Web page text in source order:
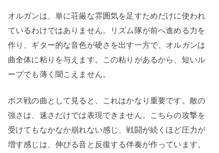
オルガンは、単に荘厳な雰囲気を足すためだけに使われ
ているわけではありません。リズム隊が前へ進める力を
作り、ギター的な音色が硬さを出す一方で、オルガンは
曲全体に粘りを与えます。この粘りがあるから、短いル
ープでも薄く聞こえません。
ボス戦の曲として見ると、これはかなり重要です。敵の
強さは、速さだけでは表現できません。こちらの攻撃を
受けてもなかなか崩れない感じ、戦闘が続くほど圧力が
増す感じは、伸びる音と反復する伴奏が作っています。